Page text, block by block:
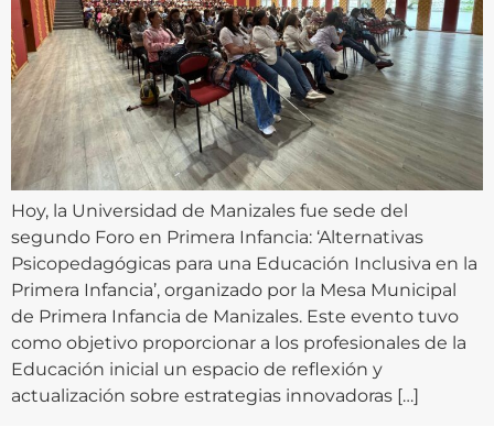
Hoy, la Universidad de Manizales fue sede del
segundo Foro en Primera Infancia: ‘Alternativas
Psicopedagógicas para una Educación Inclusiva en la
Primera Infancia’, organizado por la Mesa Municipal
de Primera Infancia de Manizales. Este evento tuvo
como objetivo proporcionar a los profesionales de la
Educación inicial un espacio de reflexión y
actualización sobre estrategias innovadoras […]